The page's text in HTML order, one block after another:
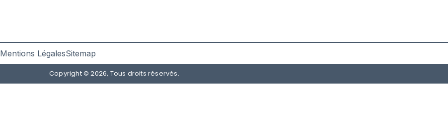
Mentions LégalesSitemap
Copyright © 2026, Tous droits réservés.